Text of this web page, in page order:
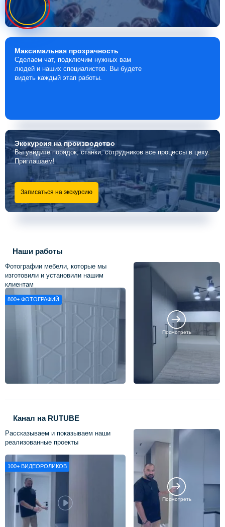
Максимальная прозрачность
Сделаем чат, подключим нужных вам
людей и наших специалистов. Вы будете
видеть каждый этап работы.
Экскурсияна производство
Вы увидите порядок, станки, сотрудников все процессы в цеху.
Приглашаем!
Записаться на экскурсию
Наши работы
Фотографии мебели, которые мы
изготовили и установили нашим
клиентам
800+ ФОТОГРАФИЙ
Посмотреть
Канал на RUTUBE
Рассказываем и показываем наши
реализованные проекты
100+ ВИДЕОРОЛИКОВ
Посмотреть